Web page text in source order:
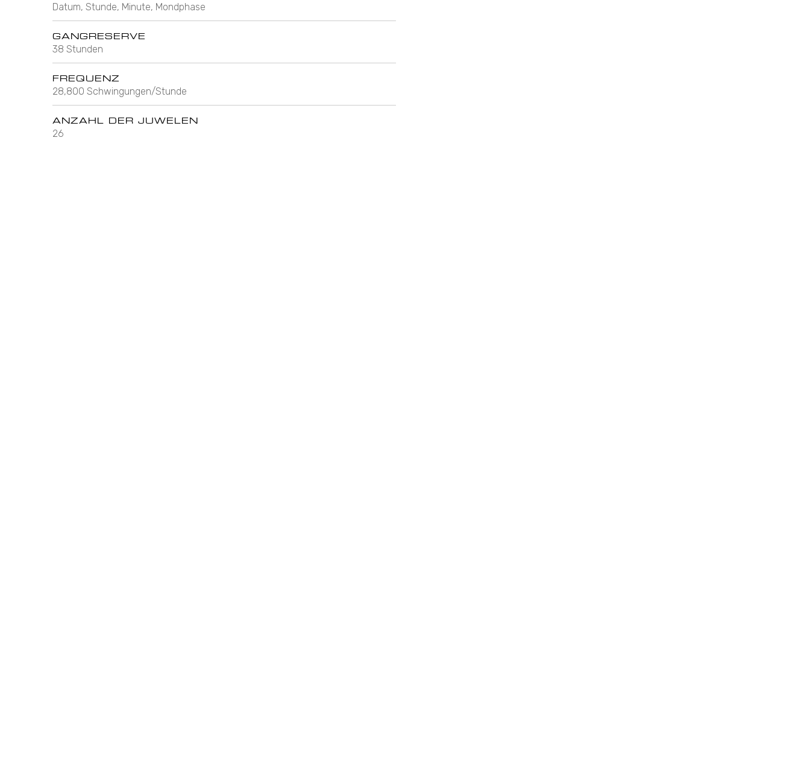
Datum, Stunde, Minute, Mondphase
GANGRESERVE
38 Stunden
FREQUENZ
28,800 Schwingungen/Stunde
ANZAHL DER JUWELEN
26